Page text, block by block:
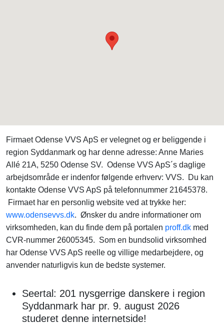
Firmaet Odense VVS ApS er velegnet og er beliggende i
region Syddanmark og har denne adresse: Anne Maries
Allé 21A, 5250 Odense SV. Odense VVS ApS´s daglige
arbejdsområde er indenfor følgende erhverv: VVS. Du kan
kontakte Odense VVS ApS på telefonnummer 21645378.
Firmaet har en personlig website ved at trykke her:
www.odensevvs.dk. Ønsker du andre informationer om
virksomheden, kan du finde dem på portalen proff.dk med
CVR-nummer 26005345. Som en bundsolid virksomhed
har Odense VVS ApS reelle og villige medarbejdere, og
anvender naturligvis kun de bedste systemer.
Seertal: 201 nysgerrige danskere i region
Syddanmark har pr. 9. august 2026
studeret denne internetside!